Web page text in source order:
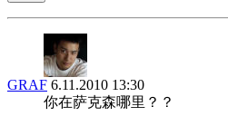
GRAF 6.11.2010 13:30
你在萨克森哪里？？